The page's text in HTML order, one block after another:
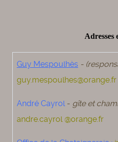
Adresses
Guy Mespoulhès -
guy.mespoulhes@orange.fr
André Cayrol - gîte et
andre.cayrol @orange.fr